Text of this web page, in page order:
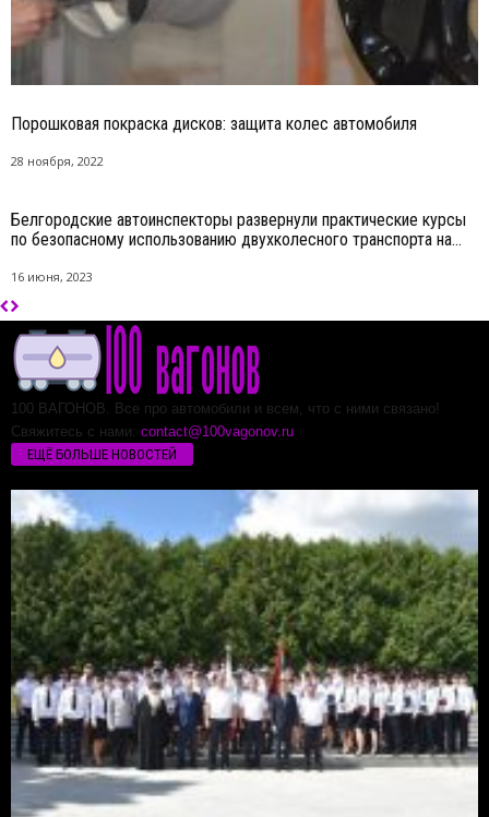
Порошковая покраска дисков: защита колес автомобиля
28 ноября, 2022
Белгородские автоинспекторы развернули практические курсы
по безопасному использованию двухколесного транспорта на...
16 июня, 2023
100 ВАГОНОВ. Все про автомобили и всем, что с ними связано!
Свяжитесь с нами: contact@100vagonov.ru
ЕЩЁ БОЛЬШЕ НОВОСТЕЙ